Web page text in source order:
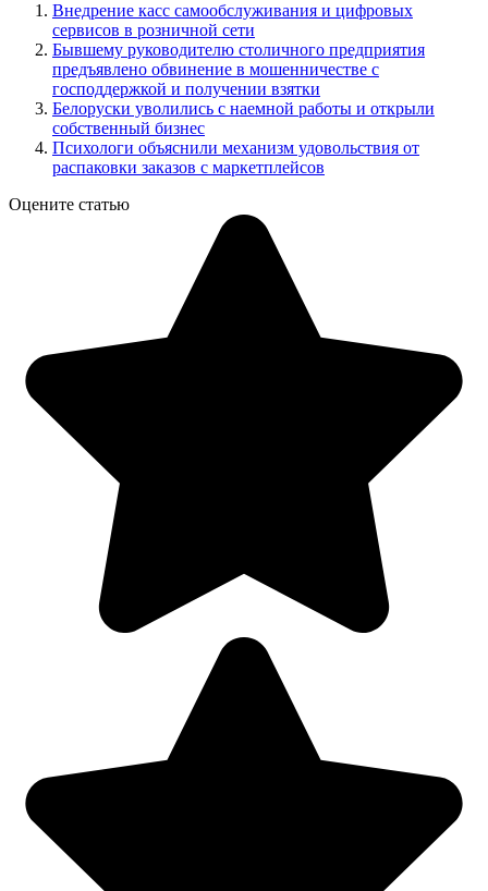
Внедрение касс самообслуживания и цифровых
сервисов в розничной сети
Бывшему руководителю столичного предприятия
предъявлено обвинение в мошенничестве с
господдержкой и получении взятки
Белоруски уволились с наемной работы и открыли
собственный бизнес
Психологи объяснили механизм удовольствия от
распаковки заказов с маркетплейсов
Оцените статью